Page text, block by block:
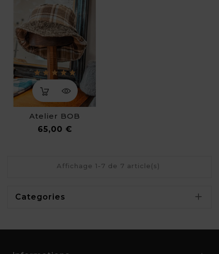
Atelier BOB
65,00 €
Affichage 1-7 de 7 article(s)
Categories 